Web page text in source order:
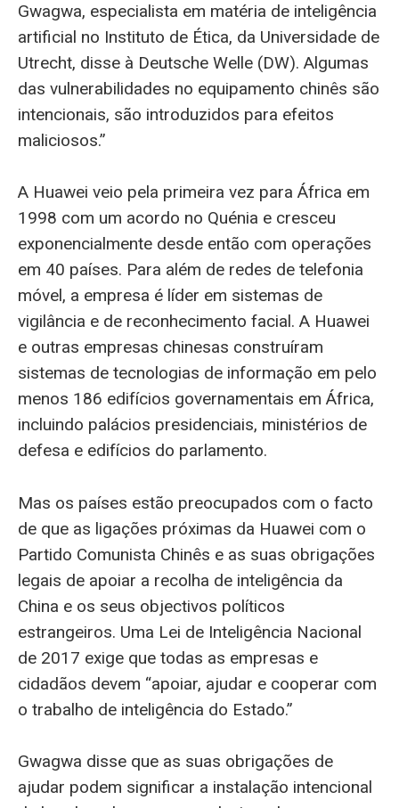
Gwagwa, especialista em matéria de inteligência
artificial no Instituto de Ética, da Universidade de
Utrecht, disse à Deutsche Welle (DW). Algumas
das vulnerabilidades no equipamento chinês são
intencionais, são introduzidos para efeitos
maliciosos.”
A Huawei veio pela primeira vez para África em
1998 com um acordo no Quénia e cresceu
exponencialmente desde então com operações
em 40 países. Para além de redes de telefonia
móvel, a empresa é líder em sistemas de
vigilância e de reconhecimento facial. A Huawei
e outras empresas chinesas construíram
sistemas de tecnologias de informação em pelo
menos 186 edifícios governamentais em África,
incluindo palácios presidenciais, ministérios de
defesa e edifícios do parlamento.
Mas os países estão preocupados com o facto
de que as ligações próximas da Huawei com o
Partido Comunista Chinês e as suas obrigações
legais de apoiar a recolha de inteligência da
China e os seus objectivos políticos
estrangeiros. Uma Lei de Inteligência Nacional
de 2017 exige que todas as empresas e
cidadãos devem “apoiar, ajudar e cooperar com
o trabalho de inteligência do Estado.”
Gwagwa disse que as suas obrigações de
ajudar podem significar a instalação intencional